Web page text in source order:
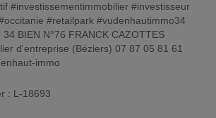
#investissementimmobilier #investisseur
#retailpark #vudenhautimmo34
BIEN N°76 FRANCK CAZOTTES
d'entreprise (Béziers) 07 87 05 81 61
immo
: L-18693